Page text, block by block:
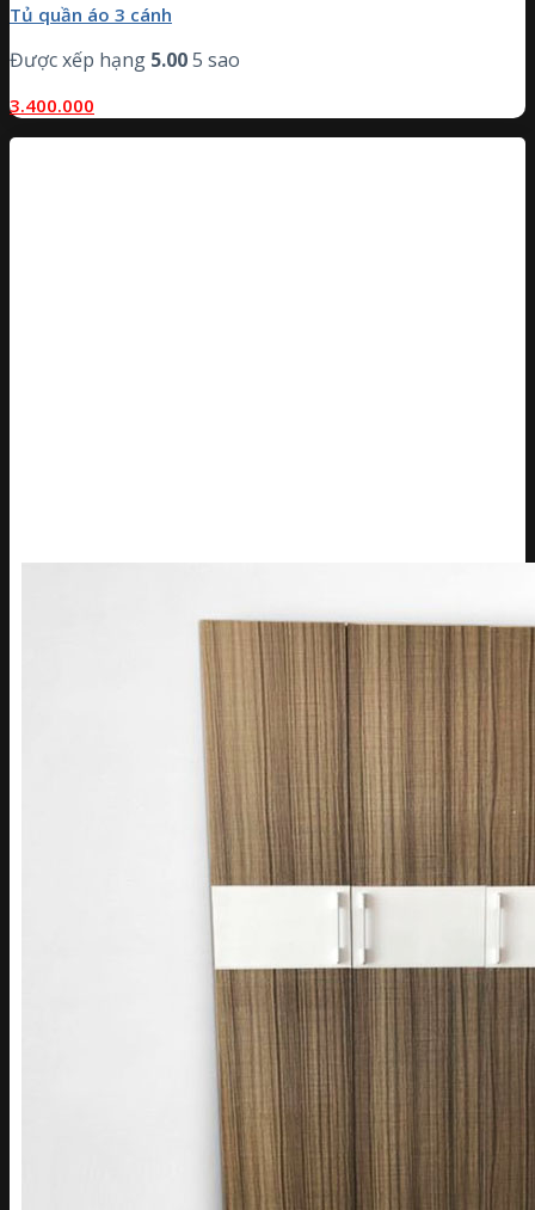
Tủ quần áo 3 cánh
Được xếp hạng 5.005 sao
3.400.000